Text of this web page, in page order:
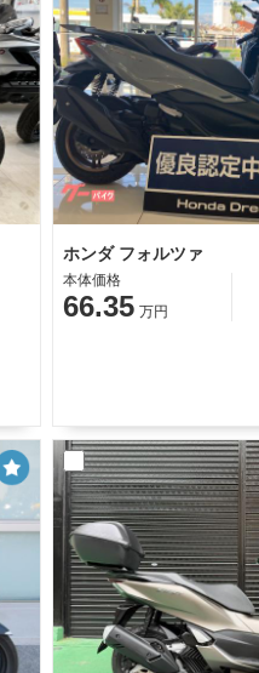
ホンダ フォルツァ
本体価格
66.35 万円